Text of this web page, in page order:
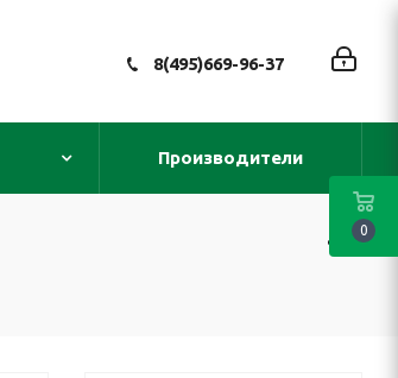
8(495)669-96-37
Производители
0